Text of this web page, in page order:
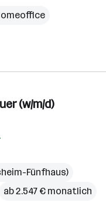
(w/m/d)
Fünfhaus)
ab 2.547 € monatlich